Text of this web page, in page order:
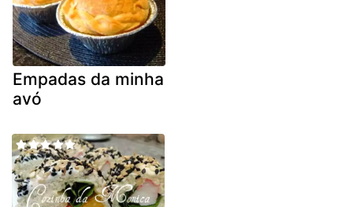
Empadas da minha
avó